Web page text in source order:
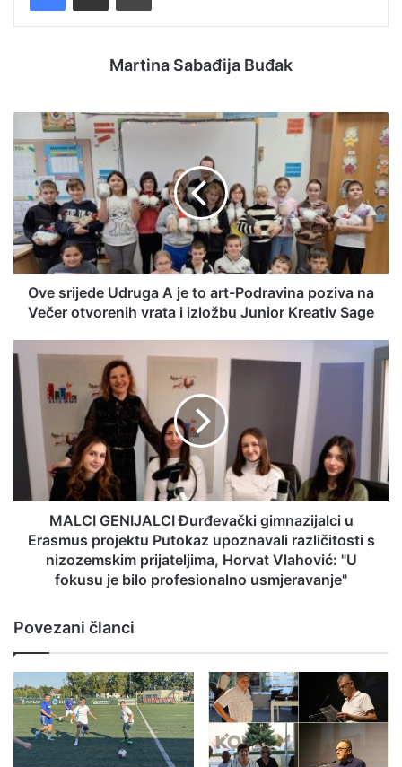
Martina Sabađija Buđak
Ove srijede Udruga A je to art-Podravina poziva na
Večer otvorenih vrata i izložbu Junior Kreativ Sage
MALCI GENIJALCI Đurđevački gimnazijalci u
Erasmus projektu Putokaz upoznavali različitosti s
nizozemskim prijateljima, Horvat Vlahović: "U
fokusu je bilo profesionalno usmjeravanje"
Povezani članci